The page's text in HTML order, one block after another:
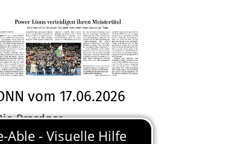
vom 17.06.2026
Dresdner
Fußballer
20